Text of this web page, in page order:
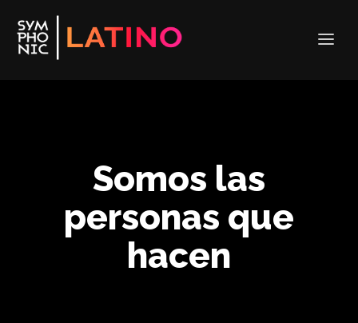
Somos las
personas que
hacen